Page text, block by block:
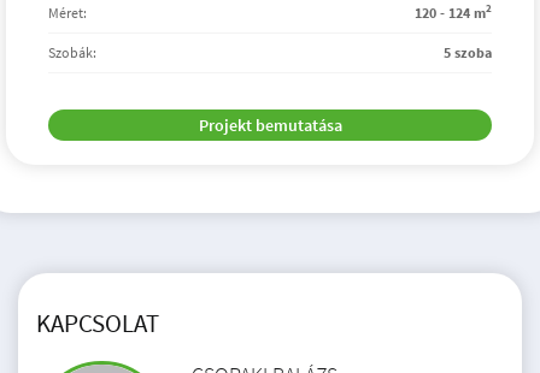
Méret: 120 - 124 m2
Szobák: 5 szoba
Projekt bemutatása
KAPCSOLAT